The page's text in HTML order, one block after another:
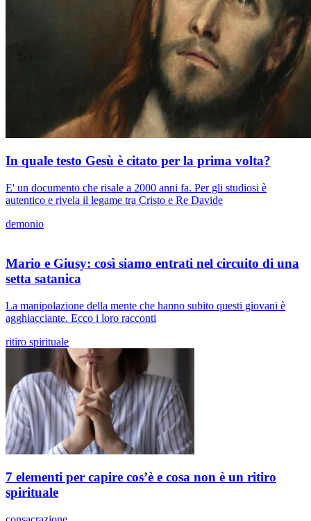
In quale testo Gesù è citato per la prima volta?
E' un documento che risale a 2000 anni fa. Per gli studiosi è
autentico e rivela il legame tra Cristo e Re Davide
demonio
Mario e Giusy: così siamo entrati nel circuito di una
setta satanica
La manipolazione della mente che hanno subito questi giovani è
agghiacciante. Ecco i loro racconti
ritiro spirituale
7 elementi per capire cos’è e cosa non è un ritiro
spirituale